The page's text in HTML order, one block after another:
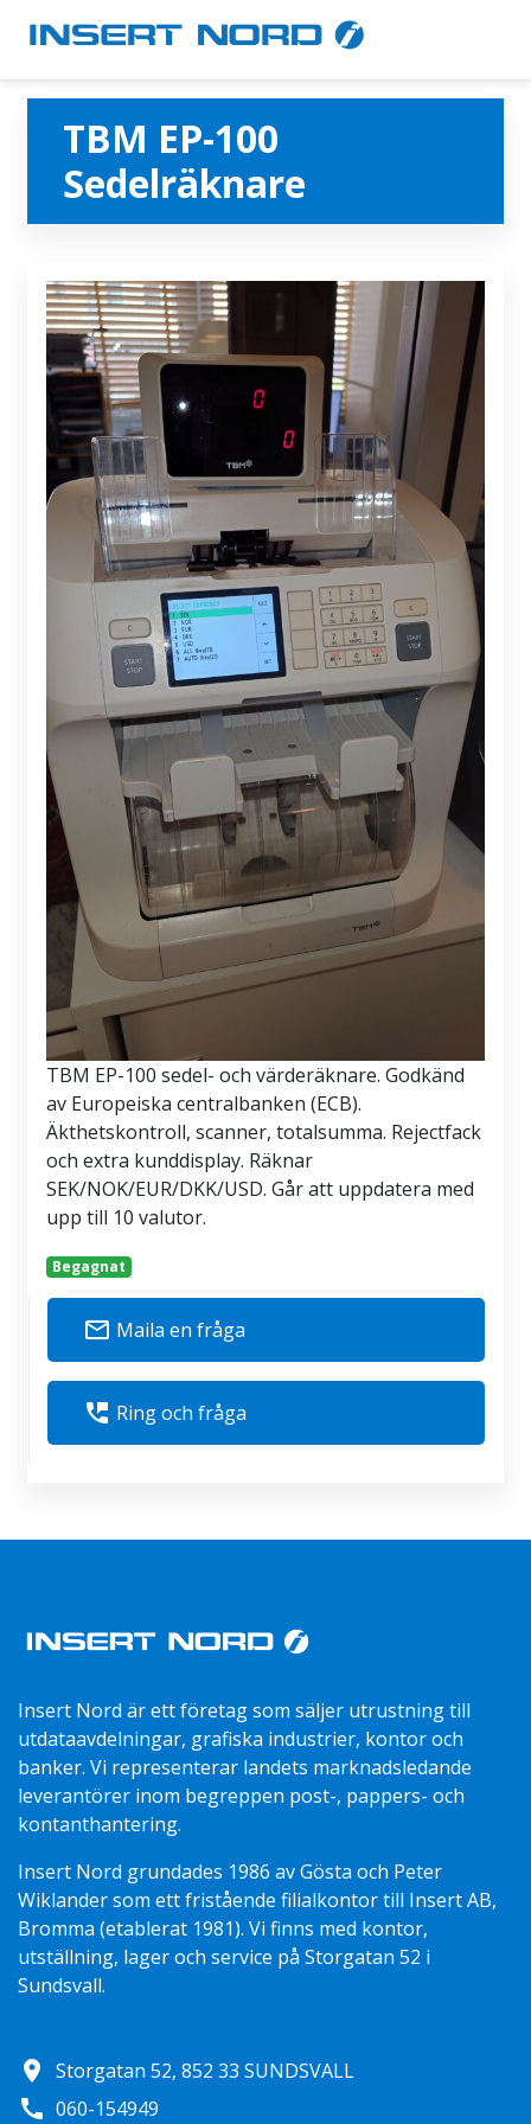
TBM EP-100
Sedelräknare
TBM EP-100 sedel- och värderäknare. Godkänd
av Europeiska centralbanken (ECB).
Äkthetskontroll, scanner, totalsumma. Rejectfack
och extra kunddisplay. Räknar
SEK/NOK/EUR/DKK/USD. Går att uppdatera med
upp till 10 valutor.
Begagnat
mail_outline Maila en fråga
perm_phone_msg Ring och fråga
Insert Nord är ett företag som säljer utrustning till
utdataavdelningar, grafiska industrier, kontor och
banker. Vi representerar landets marknadsledande
leverantörer inom begreppen post-, pappers- och
kontanthantering.
Insert Nord grundades 1986 av Gösta och Peter
Wiklander som ett fristående filialkontor till Insert AB,
Bromma (etablerat 1981). Vi finns med kontor,
utställning, lager och service på Storgatan 52 i
Sundsvall.
location_on Storgatan 52, 852 33 SUNDSVALL
call 060-154949